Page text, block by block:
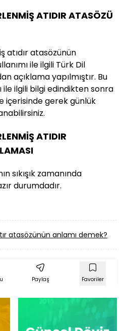
ATIDIR ATASÖZÜ
atıdır atasözünün
ile ilgili Türk Dil
açıklama yapılmıştır. Bu
ile ilgili bilgi edindikten sonra
içerisinde gerek günlük
ATIDIR
sıkışık zamanında
durumdadır.
atasözünün anlamı demek?
Paylaş Favoriler